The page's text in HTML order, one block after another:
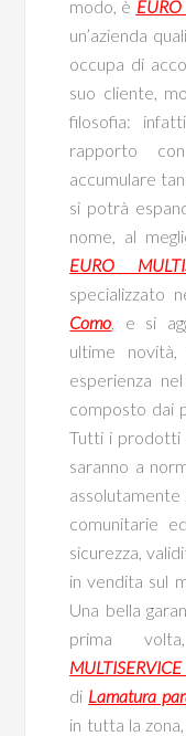
modo, è EURO
un’azienda
occupa di
suo cliente,
filosofia:
rapporto
accumulare
si potrà
nome, al
EURO
specializzato
Como, e si
ultime
esperienza
composto dai
Tutti i prodotti
saranno a
comunitarie
sicurezza,
in vendita sul
Una bella
prima
di Lamatura
in tutta la